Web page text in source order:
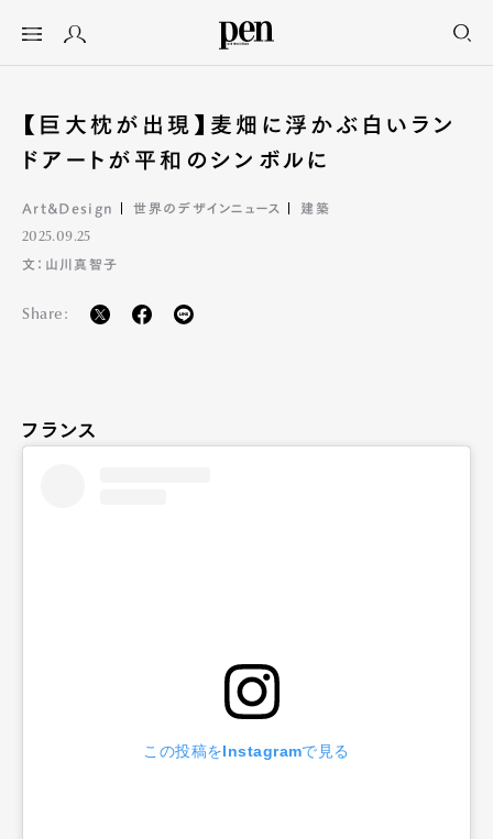
【巨大枕が出現】麦畑に浮かぶ白いラン
ドアートが平和のシンボルに
Art&Design 世界のデザインニュース 建築
2025.09.25
文：山川真智子
Share:
フランス
この投稿をInstagramで見る